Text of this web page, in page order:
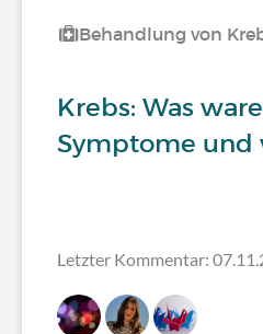
Behandlung von
Krebs: Was
Symptome und
Letzter Kommentar: